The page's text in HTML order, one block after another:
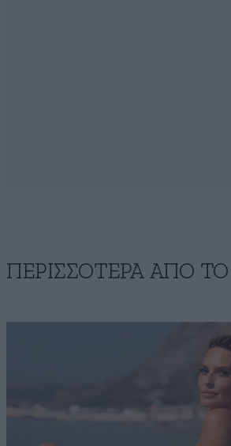
ΠΕΡΙΣΣΟΤΕΡΑ ΑΠΟ ΤΟ